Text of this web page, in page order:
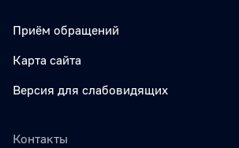
Приём обращений
Карта сайта
Версия для слабовидящих
Контакты